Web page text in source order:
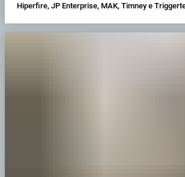
Hiperfire, JP Enterprise, MAK, Timney e